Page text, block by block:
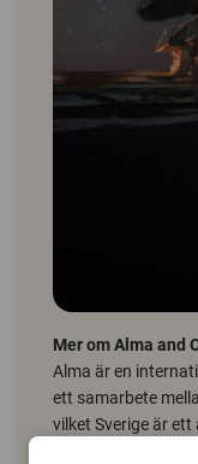
Mer om Alma and
Alma är en
ett samarbete
vilket Sverige är ett